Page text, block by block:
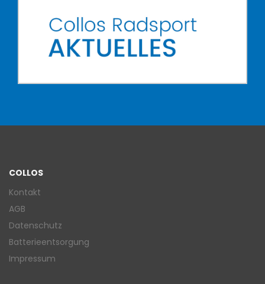
COLLOS
Kontakt
AGB
Datenschutz
Batterieentsorgung
Impressum